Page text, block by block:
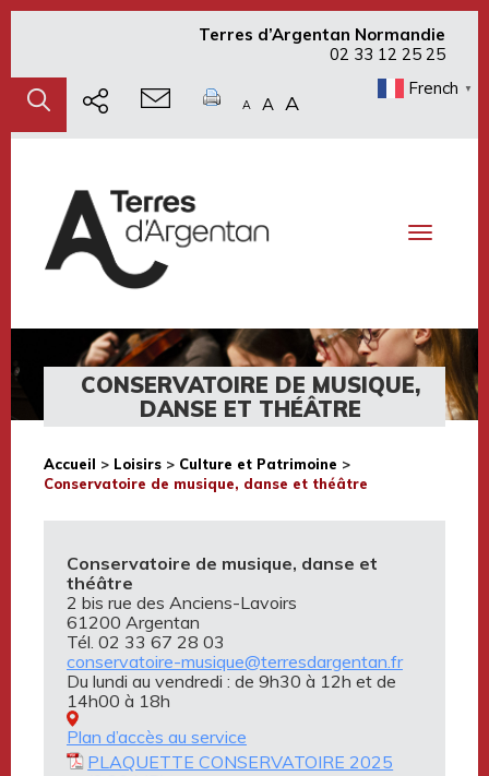
Terres d’Argentan Normandie
02 33 12 25 25
A A A
French ▼
Toggle
CONSERVATOIRE DE MUSIQUE,
DANSE ET THÉÂTRE
Accueil > Loisirs > Culture et Patrimoine >
Conservatoire de musique, danse et théâtre
Conservatoire de musique, danse et
théâtre
2 bis rue des Anciens-Lavoirs
61200 Argentan
Tél. 02 33 67 28 03
conservatoire-musique@terresdargentan.fr
Du lundi au vendredi : de 9h30 à 12h et de
14h00 à 18h
Plan d’accès au service
PLAQUETTE CONSERVATOIRE 2025